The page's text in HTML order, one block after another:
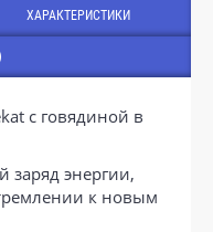
ХАРАКТЕРИСТИКИ
с говядиной в
энергии,
к новым